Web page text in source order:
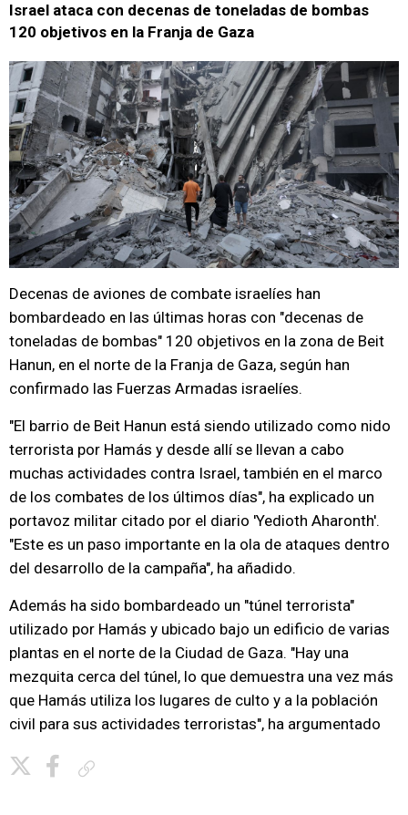
Israel ataca con decenas de toneladas de bombas
120 objetivos en la Franja de Gaza
Decenas de aviones de combate israelíes han
bombardeado en las últimas horas con "decenas de
toneladas de bombas" 120 objetivos en la zona de Beit
Hanun, en el norte de la Franja de Gaza, según han
confirmado las Fuerzas Armadas israelíes.
"El barrio de Beit Hanun está siendo utilizado como nido
terrorista por Hamás y desde allí se llevan a cabo
muchas actividades contra Israel, también en el marco
de los combates de los últimos días", ha explicado un
portavoz militar citado por el diario 'Yedioth Aharonth'.
"Este es un paso importante en la ola de ataques dentro
del desarrollo de la campaña", ha añadido.
Además ha sido bombardeado un "túnel terrorista"
utilizado por Hamás y ubicado bajo un edificio de varias
plantas en el norte de la Ciudad de Gaza. "Hay una
mezquita cerca del túnel, lo que demuestra una vez más
que Hamás utiliza los lugares de culto y a la población
civil para sus actividades terroristas", ha argumentado